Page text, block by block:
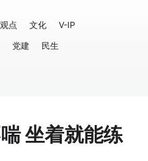
观点 文化
V-IP
党建
民生
坐着就能练